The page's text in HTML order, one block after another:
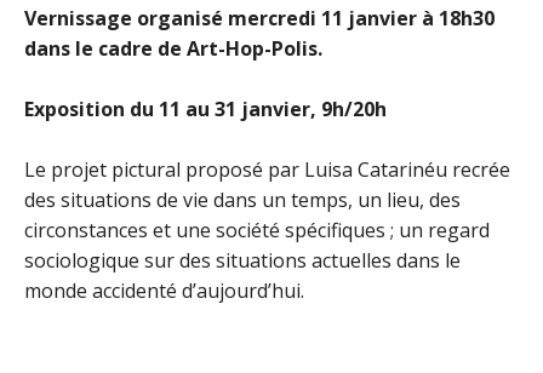
Vernissage organisé mercredi 11 janvier à 18h30
dans le cadre de Art-Hop-Polis.
Exposition du 11 au 31 janvier, 9h/20h
Le projet pictural proposé par Luisa Catarinéu recrée
des situations de vie dans un temps, un lieu, des
circonstances et une société spécifiques ; un regard
sociologique sur des situations actuelles dans le
monde accidenté d’aujourd’hui.